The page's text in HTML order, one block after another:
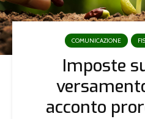
COMUNICAZIONE
Imposte
acconto